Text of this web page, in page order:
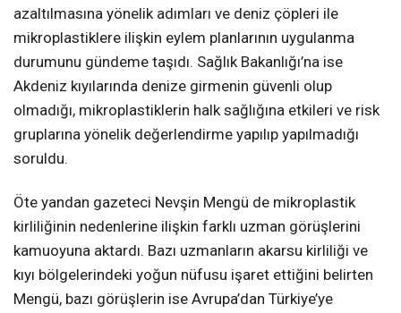
azaltılmasına yönelik adımları ve deniz çöpleri ile
mikroplastiklere ilişkin eylem planlarının uygulanma
durumunu gündeme taşıdı. Sağlık Bakanlığı’na ise
Akdeniz kıyılarında denize girmenin güvenli olup
olmadığı, mikroplastiklerin halk sağlığına etkileri ve risk
gruplarına yönelik değerlendirme yapılıp yapılmadığı
soruldu.
Öte yandan gazeteci Nevşin Mengü de mikroplastik
kirliliğinin nedenlerine ilişkin farklı uzman görüşlerini
kamuoyuna aktardı. Bazı uzmanların akarsu kirliliği ve
kıyı bölgelerindeki yoğun nüfusu işaret ettiğini belirten
Mengü, bazı görüşlerin ise Avrupa’dan Türkiye’ye